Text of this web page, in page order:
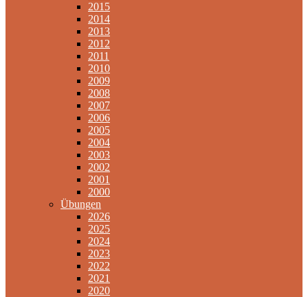
2015
2014
2013
2012
2011
2010
2009
2008
2007
2006
2005
2004
2003
2002
2001
2000
Übungen
2026
2025
2024
2023
2022
2021
2020